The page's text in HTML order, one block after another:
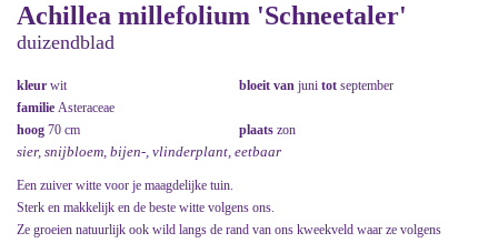
Achillea millefolium 'Schneetaler'
duizendblad
kleur wit bloeit van juni tot september
familie Asteraceae
hoog 70 cm plaats zon
sier, snijbloem, bijen-, vlinderplant, eetbaar
Een zuiver witte voor je maagdelijke tuin.
Sterk en makkelijk en de beste witte volgens ons.
Ze groeien natuurlijk ook wild langs de rand van ons kweekveld waar ze volgens